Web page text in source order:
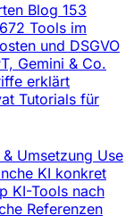
Blog 153
Tools im
und DSGVO
Gemini & Co.
erklärt
Tutorials für
Umsetzung Use
KI konkret
KI-Tools nach
Referenzen